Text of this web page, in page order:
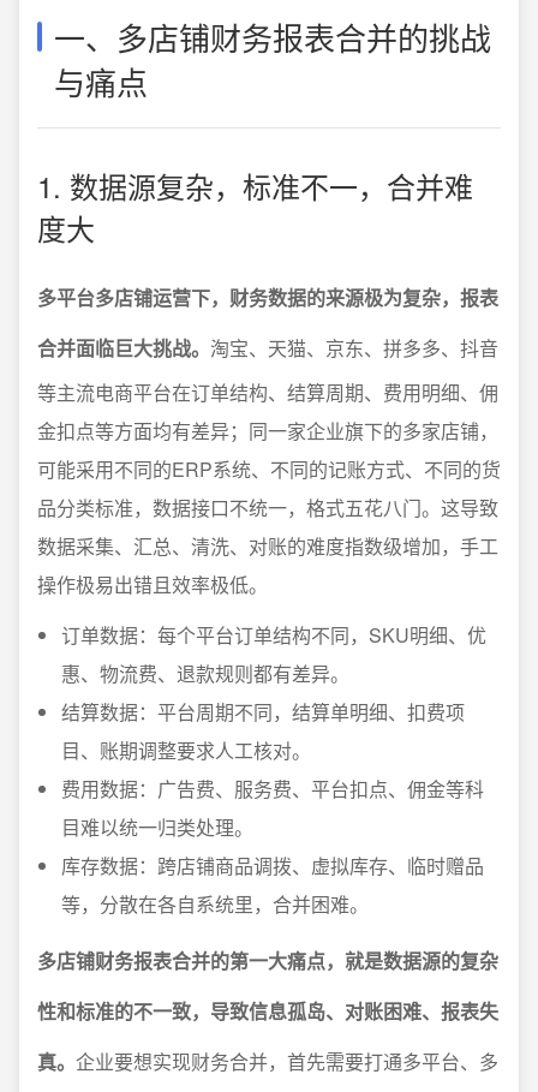
一、多店铺财务报表合并的挑战
与痛点
1. 数据源复杂，标准不一，合并难
度大
多平台多店铺运营下，财务数据的来源极为复杂，报表
合并面临巨大挑战。 淘宝、天猫、京东、拼多多、抖音
等主流电商平台在订单结构、结算周期、费用明细、佣
金扣点等方面均有差异；同一家企业旗下的多家店铺，
可能采用不同的ERP系统、不同的记账方式、不同的货
品分类标准，数据接口不统一，格式五花八门。这导致
数据采集、汇总、清洗、对账的难度指数级增加，手工
操作极易出错且效率极低。
订单数据：每个平台订单结构不同，SKU明细、优
惠、物流费、退款规则都有差异。
结算数据：平台周期不同，结算单明细、扣费项
目、账期调整要求人工核对。
费用数据：广告费、服务费、平台扣点、佣金等科
目难以统一归类处理。
库存数据：跨店铺商品调拨、虚拟库存、临时赠品
等，分散在各自系统里，合并困难。
多店铺财务报表合并的第一大痛点，就是数据源的复杂
性和标准的不一致，导致信息孤岛、对账困难、报表失
真。 企业要想实现财务合并，首先需要打通多平台、多